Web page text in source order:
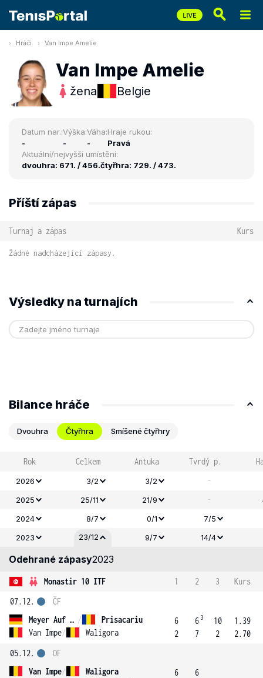
Hráči Van Impe Amelie
Van Impe Amelie
žena Belgie
Datum nar.:
-
Výška:
-
Váha:
-
Hraje rukou:
Pravá
Aktuální/nejvyšší umístění:
dvouhra: 671. / 456.čtyřhra: 729. / 473.
Příští zápas
Turnaj a zápas Kurs
Žádné nadcházející zápasy.
Výsledky na turnajích
Bilance hráče
Dvouhra Čtyřhra Smíšené čtyřhry
Rok Celkem Antuka Tvrdý p.
2026 3/2 3/2 -
2025 25/11 21/9 -
2024
8/7 0/1
7/5
2023
23/12 9/7 14/4
Odehrané zápasy2023
Monastir 10 ITF 1 2 3
Kurs
07.12.
Meyer Auf Der Heide /
Prisacariu
Van Impe/ Waligora
ČF
6
2
6 3
7
10
2
1.39
2.70
05.12.
Van Impe/
Waligora
OF
6
6